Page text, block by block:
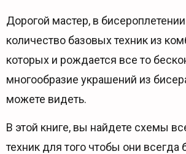
Дорогой мастер, в
количество базовых техник из
которых и рождается все то
многообразие украшений из
можете видеть.
В этой книге, вы найдете схемы
техник для того чтобы они всегда